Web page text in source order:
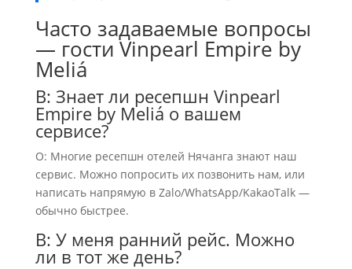
Часто задаваемые вопросы
— гости Vinpearl Empire by
Meliá
В: Знает ли ресепшн Vinpearl
Empire by Meliá о вашем
сервисе?
О: Многие ресепшн отелей Нячанга знают наш
сервис. Можно попросить их позвонить нам, или
написать напрямую в Zalo/WhatsApp/KakaoTalk —
обычно быстрее.
В: У меня ранний рейс. Можно
ли в тот же день?